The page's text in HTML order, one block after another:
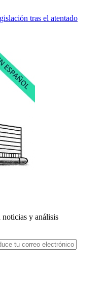
tras el atentado
y análisis